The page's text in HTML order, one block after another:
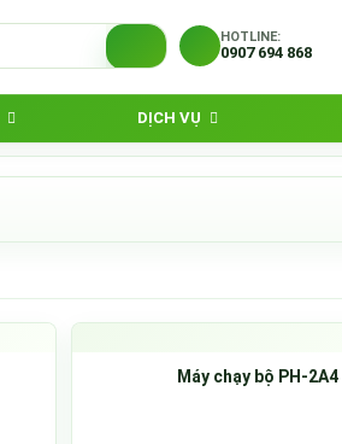
HOTLINE:
0907 694 868
DỊCH VỤ
Máy chạy bộ PH-2A4